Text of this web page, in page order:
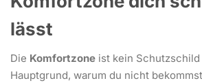
lässt
Die Komfortzone ist kein
Hauptgrund, warum du nicht